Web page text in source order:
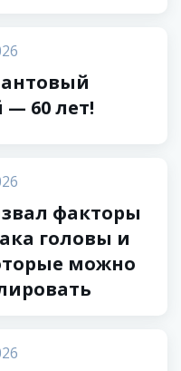
60 лет!
факторы
головы и
можно